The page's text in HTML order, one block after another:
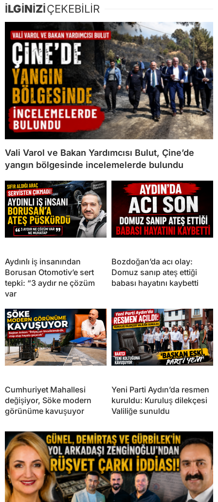
İLGİNİZİÇEKEBİLİR
Vali Varol ve Bakan Yardımcısı Bulut, Çine’de
yangın bölgesinde incelemelerde bulundu
Aydınlı iş insanından
Borusan Otomotiv’e sert
tepki: “3 aydır ne çözüm
var
Bozdoğan’da acı olay:
Domuz sanıp ateş ettiği
babası hayatını kaybetti
Cumhuriyet Mahallesi
değişiyor, Söke modern
görünüme kavuşuyor
Yeni Parti Aydın’da resmen
kuruldu: Kuruluş dilekçesi
Valiliğe sunuldu